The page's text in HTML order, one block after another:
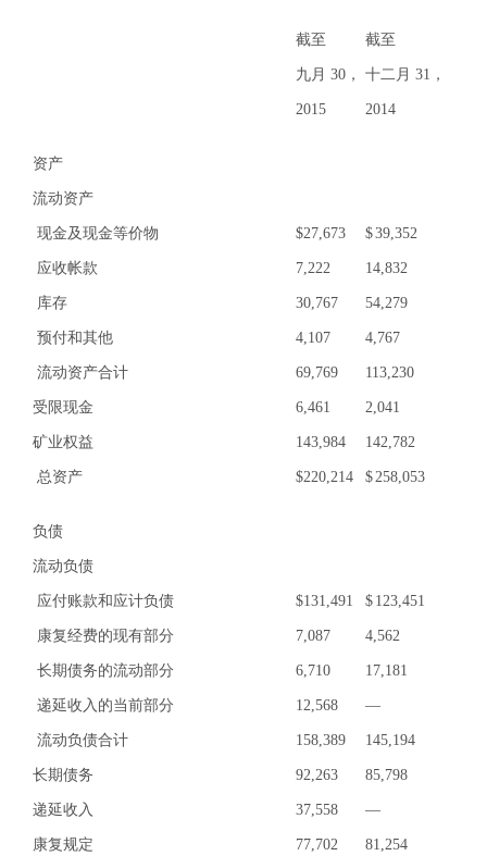
截至
九月 30，
截至
十二月 31，
2015 2014
资产
流动资产
现金及现金等价物 $27,673 $39,352
应收帐款 7,222 14,832
库存 30,767 54,279
预付和其他 4,107 4,767
流动资产合计 69,769 113,230
受限现金 6,461 2,041
矿业权益 143,984 142,782
总资产 $220,214 $ 258,053
负债
流动负债
应付账款和应计负债 $131,491 $ 123,451
康复经费的现有部分 7,087 4,562
长期债务的流动部分 6,710 17,181
递延收入的当前部分 12,568 —
流动负债合计 158,389 145,194
长期债务 92,263 85,798
递延收入 37,558 —
康复规定 77,702 81,254